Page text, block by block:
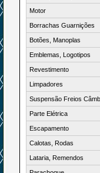
Motor
Borrachas Guarnições
Botões, Manoplas
Emblemas, Logotipos
Revestimento
Limpadores
Suspensão Freios
Parte Elétrica
Escapamento
Calotas, Rodas
Lataria, Remendos